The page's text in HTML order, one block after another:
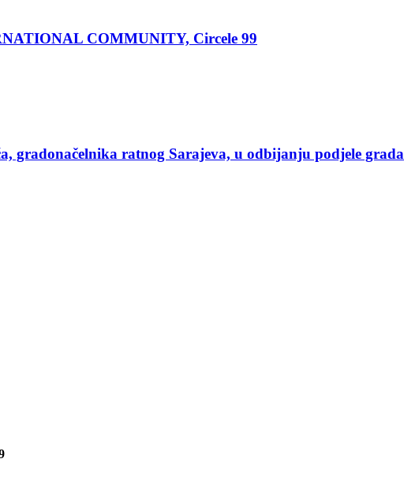
COMMUNITY, Circele 99
gradonačelnika ratnog Sarajeva, u odbijanju podjele grada